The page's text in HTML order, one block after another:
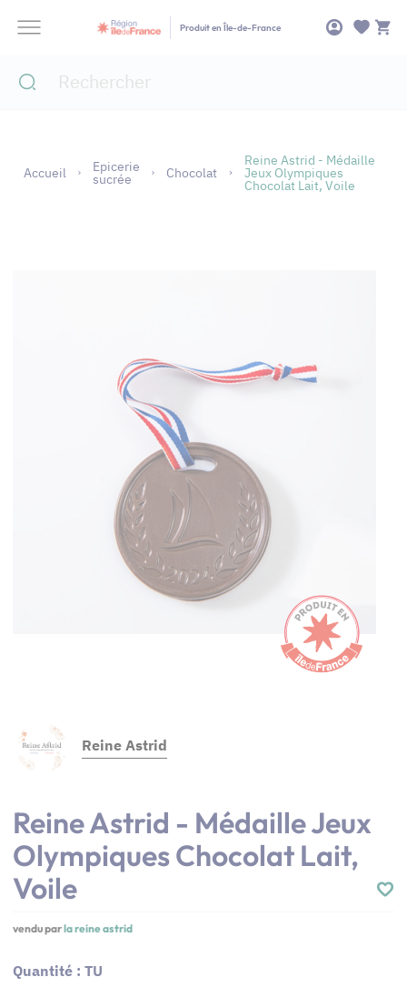
Produit en Île-de-France
Accueil Epicerie
sucrée Chocolat
Reine Astrid - Médaille
Jeux Olympiques
Chocolat Lait, Voile
Reine Astrid
Reine Astrid - Médaille Jeux
Olympiques Chocolat Lait,
Voile
vendu parla reine astrid
Quantité : TU